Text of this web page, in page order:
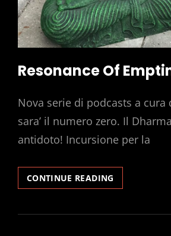
Resonance Of
Nova serie di podcasts a cura
sara’ il numero zero. Il
antidoto! Incursione per la
CONTINUE READING
OF